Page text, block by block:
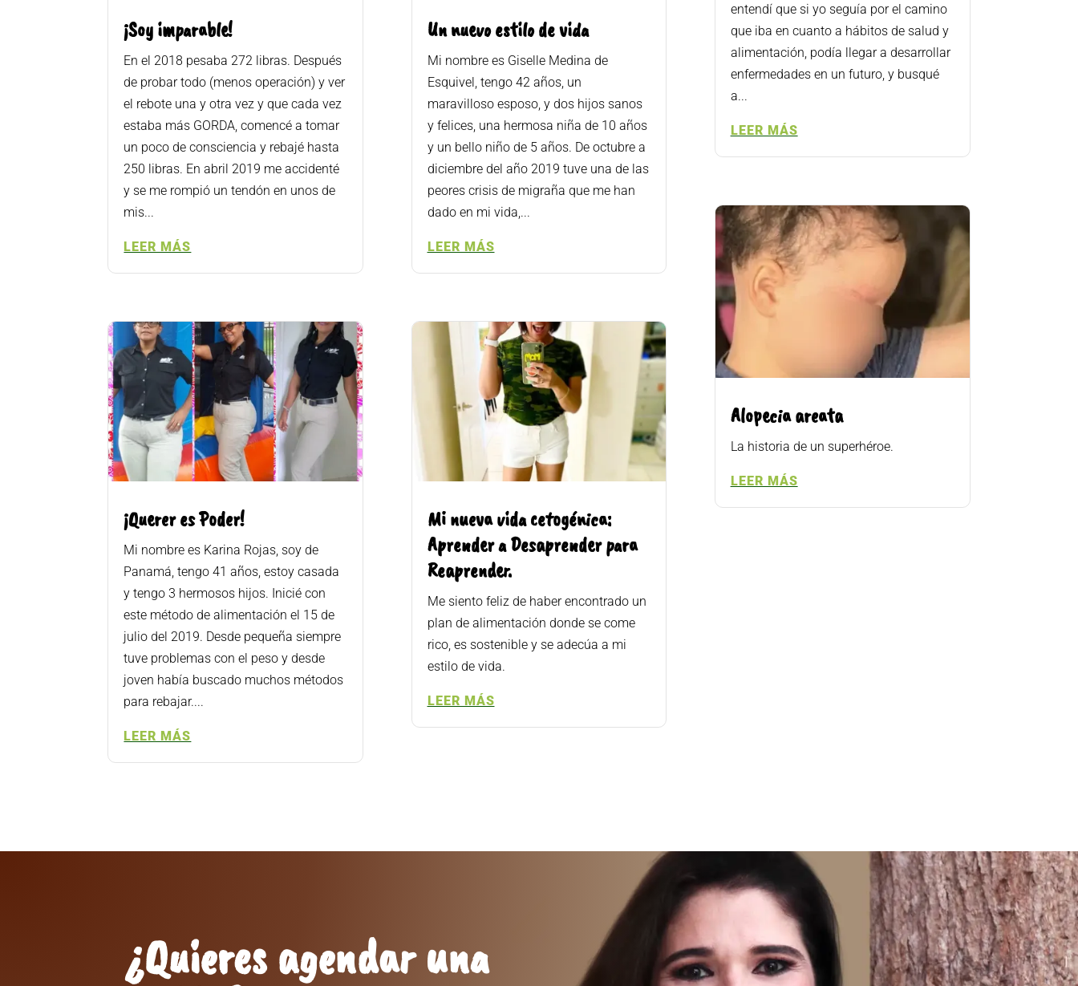
¡Soy imparable!
En el 2018 pesaba 272 libras. Después
de probar todo (menos operación) y ver
el rebote una y otra vez y que cada vez
estaba más GORDA, comencé a tomar
un poco de consciencia y rebajé hasta
250 libras. En abril 2019 me accidenté
y se me rompió un tendón en unos de
mis...
LEER MÁS
¡Querer es Poder!
Mi nombre es Karina Rojas, soy de
Panamá, tengo 41 años, estoy casada
y tengo 3 hermosos hijos. Inicié con
este método de alimentación el 15 de
julio del 2019. Desde pequeña siempre
tuve problemas con el peso y desde
joven había buscado muchos métodos
para rebajar....
LEER MÁS
Un nuevo estilo de vida
Mi nombre es Giselle Medina de
Esquivel, tengo 42 años, un
maravilloso esposo, y dos hijos sanos
y felices, una hermosa niña de 10 años
y un bello niño de 5 años. De octubre a
diciembre del año 2019 tuve una de las
peores crisis de migraña que me han
dado en mi vida,...
LEER MÁS
Mi nueva vida cetogénica:
Aprender a Desaprender para
Reaprender.
Me siento feliz de haber encontrado un
plan de alimentación donde se come
rico, es sostenible y se adecúa a mi
estilo de vida.
LEER MÁS
entendí que si yo seguía por el camino
que iba en cuanto a hábitos de salud y
alimentación, podía llegar a desarrollar
enfermedades en un futuro, y busqué
a...
LEER MÁS
Alopecia areata
La historia de un superhéroe.
LEER MÁS
¿Quieres agendar una